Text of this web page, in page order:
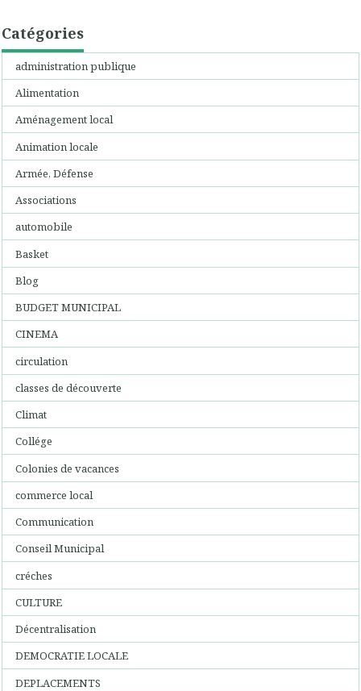
Catégories
administration publique
Alimentation
Aménagement local
Animation locale
Armée, Défense
Associations
automobile
Basket
Blog
BUDGET MUNICIPAL
CINEMA
circulation
classes de découverte
Climat
Collége
Colonies de vacances
commerce local
Communication
Conseil Municipal
créches
CULTURE
Décentralisation
DEMOCRATIE LOCALE
DEPLACEMENTS